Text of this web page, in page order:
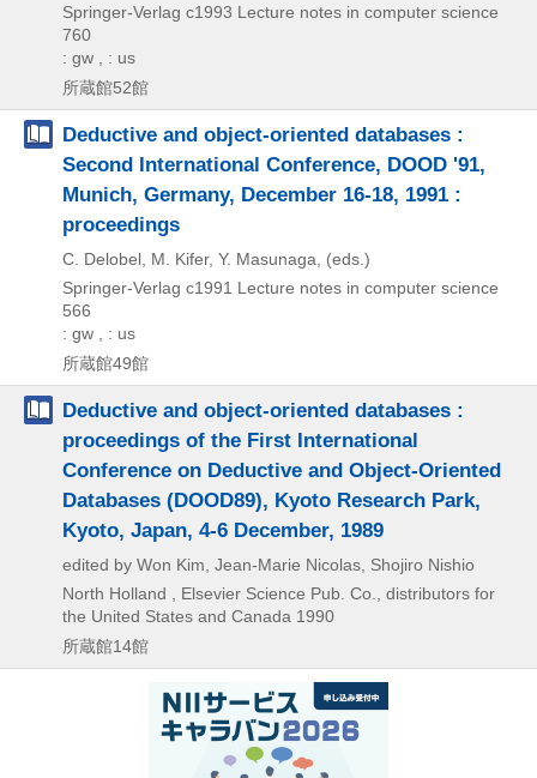
Springer-Verlag c1993 Lecture notes in computer science
760
: gw , : us
所蔵館52館
Deductive and object-oriented databases :
Second International Conference, DOOD '91,
Munich, Germany, December 16-18, 1991 :
proceedings
C. Delobel, M. Kifer, Y. Masunaga, (eds.)
Springer-Verlag c1991 Lecture notes in computer science
566
: gw , : us
所蔵館49館
Deductive and object-oriented databases :
proceedings of the First International
Conference on Deductive and Object-Oriented
Databases (DOOD89), Kyoto Research Park,
Kyoto, Japan, 4-6 December, 1989
edited by Won Kim, Jean-Marie Nicolas, Shojiro Nishio
North Holland , Elsevier Science Pub. Co., distributors for
the United States and Canada 1990
所蔵館14館